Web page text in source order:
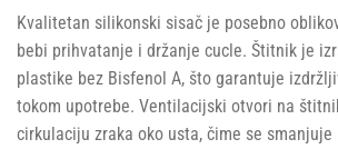
Kvalitetan silikonski sisač je posebno
bebi prihvatanje i držanje cucle. Štitnik je
plastike bez Bisfenol A, što garantuje
tokom upotrebe. Ventilacijski otvori na
cirkulaciju zraka oko usta, čime se